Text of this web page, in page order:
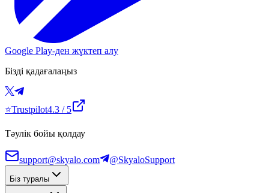
Google Play-ден жүктеп алу
Бізді қадағалаңыз
⭐Trustpilot4.3 / 5
Тәулік бойы қолдау
support@skyalo.com @SkyaloSupport
Біз туралы